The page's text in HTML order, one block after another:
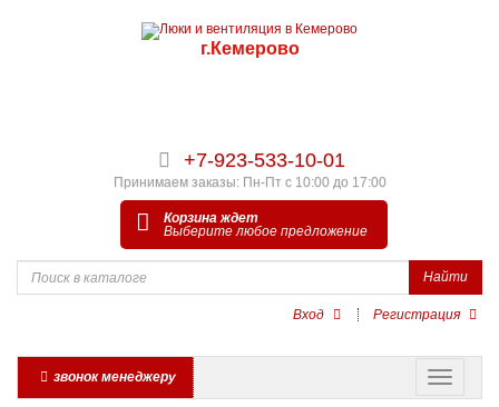
г.Кемерово
+7-923-533-10-01
Принимаем заказы: Пн-Пт с 10:00 до 17:00
Корзина ждет
Выберите любое предложение
Найти
Вход Регистрация
звонок менеджеру